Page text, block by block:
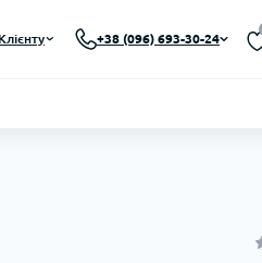
+38 (096) 693-30-24